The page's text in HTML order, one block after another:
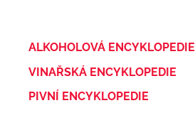
ALKOHOLOVÁ ENCYKLOPEDIE
VINAŘSKÁ ENCYKLOPEDIE
PIVNÍ ENCYKLOPEDIE